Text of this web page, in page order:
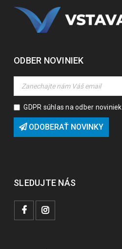
ODBER NOVINIEK
GDPR súhlas na odber noviniek
ODOBERAŤ NOVINKY
SLEDUJTE NÁS